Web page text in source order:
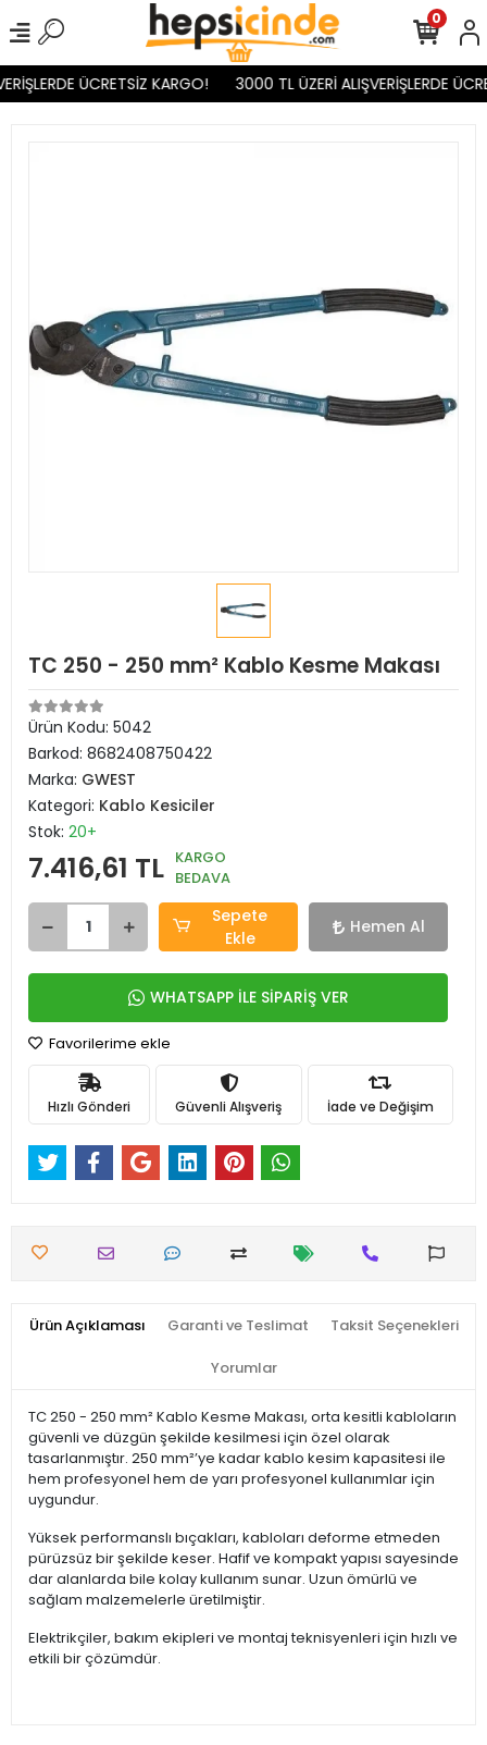
ÜCRETSİZ KARGO! 3000 TL ÜZERİ ALIŞVERİŞLERDE
0
TC 250 - 250 mm² Kablo Kesme Makası
Ürün Kodu: 5042
Barkod: 8682408750422
Marka: GWEST
Kategori: Kablo Kesiciler
Stok: 20+
7.416,61 TL KARGO
BEDAVA
Sepete
Ekle
Hemen Al
WHATSAPP İLE SİPARİŞ VER
Favorilerime ekle
Hızlı Gönderi Güvenli Alışveriş İade ve Değişim
Ürün Açıklaması Garanti ve Teslimat Taksit Seçenekleri
Yorumlar
TC 250 - 250 mm² Kablo Kesme Makası, orta kesitli kabloların
güvenli ve düzgün şekilde kesilmesi için özel olarak
tasarlanmıştır. 250 mm²’ye kadar kablo kesim kapasitesi ile
hem profesyonel hem de yarı profesyonel kullanımlar için
uygundur.
Yüksek performanslı bıçakları, kabloları deforme etmeden
pürüzsüz bir şekilde keser. Hafif ve kompakt yapısı sayesinde
dar alanlarda bile kolay kullanım sunar. Uzun ömürlü ve
sağlam malzemelerle üretilmiştir.
Elektrikçiler, bakım ekipleri ve montaj teknisyenleri için hızlı ve
etkili bir çözümdür.